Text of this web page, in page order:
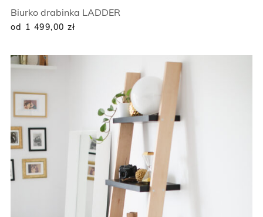
Biurko drabinka LADDER
od 1 499,00 zł